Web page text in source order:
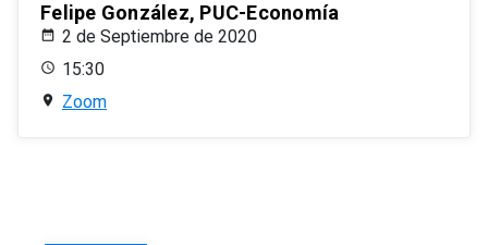
Felipe González, PUC-Economía
2 de Septiembre de 2020
15:30
Zoom